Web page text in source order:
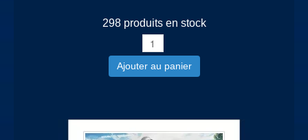
298 produits en stock
Ajouter au panier